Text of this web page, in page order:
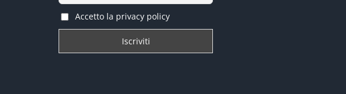
Accetto la privacy policy